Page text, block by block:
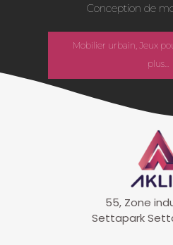
Conception de
Mobilier urbain, Jeux
plus...
55, Zone
Settapark